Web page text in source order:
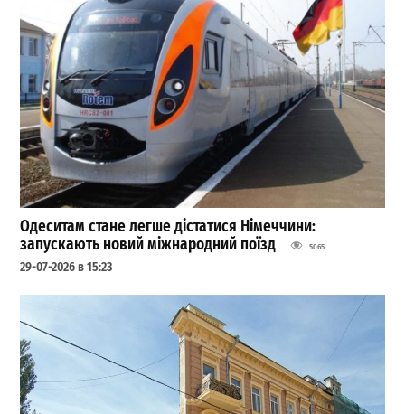
Одеситам стане легше дістатися Німеччини:
запускають новий міжнародний поїзд
5065
29-07-2026 в 15:23